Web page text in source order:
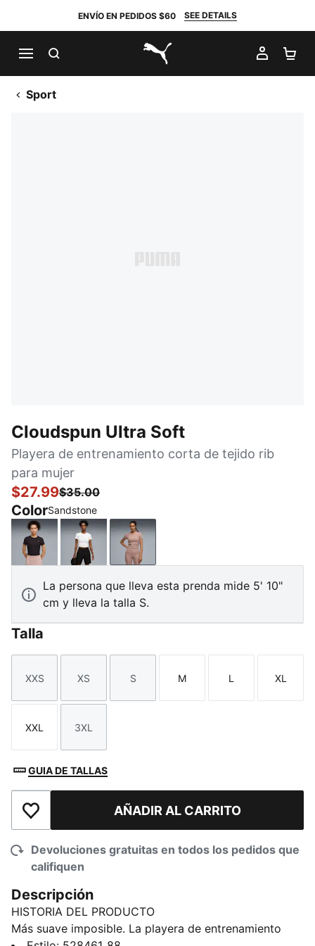
ENVÍO EN PEDIDOS $60 SEE DETAILS
PUMA.com
MI
Sport
Cloudspun Ultra Soft
Playera de entrenamiento corta de tejido rib
para mujer
$27.99$35.00
ColorSandstone
PUMA BlackPUMA WhiteSandstone
La persona que lleva esta prenda mide 5' 10"
cm y lleva la talla S.
Talla
Talla
XXS
Talla
XS
Talla
S
Talla
M
Talla
L
Talla
XL
Talla
XXL
Talla
3XL
GUIA DE TALLAS
Añadir a la lista de deseosAÑADIR AL CARRITO
Devoluciones gratuitas en todos los pedidos que
califiquen
Descripción
HISTORIA DEL PRODUCTO
Más suave imposible. La playera de entrenamiento